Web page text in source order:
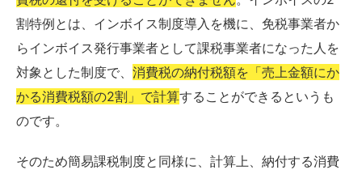
割特例とは、インボイス制度導入を機に、免税事業者か
らインボイス発行事業者として課税事業者になった人を
対象とした制度で、 消費税の納付税額を「売上金額にか
かる消費税額の2割」で計算することができるというも
のです。
そのため簡易課税制度と同様に、計算上、納付する消費